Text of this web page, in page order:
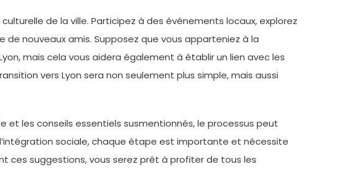
de la ville. Participez à des événements locaux, explorez
nouveaux amis. Supposez que vous apparteniez à la
mais cela vous aidera également à établir un lien avec les
vers Lyon sera non seulement plus simple, mais aussi
et les conseils essentiels susmentionnés, le processus peut
sociale, chaque étape est importante et nécessite
ces suggestions, vous serez prêt à profiter de tous les